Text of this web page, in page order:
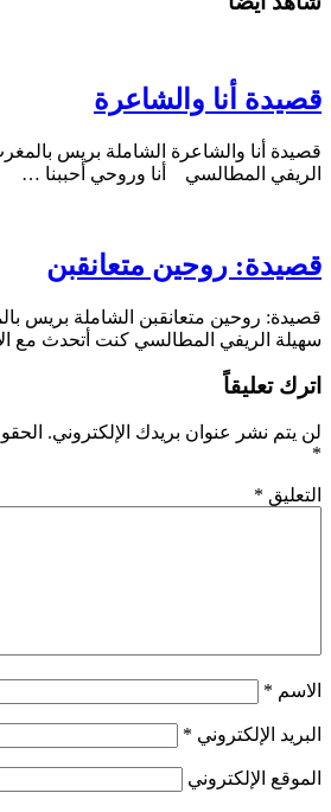
قصيدة أنا والشاعرة
قصيدة أنا والشاعرة الشاملة بريس
الريفي المطالسي أنا وروحي أحببنا …
قصيدة: روحين متعانقبن
قصيدة: روحين متعانقبن الشاملة بريس
سهيلة الريفي المطالسي كنت أتحدث مع
اترك تعليقاً
لن يتم نشر عنوان بريدك الإلكتروني.
*
التعليق *
الاسم *
البريد الإلكتروني *
الموقع الإلكتروني